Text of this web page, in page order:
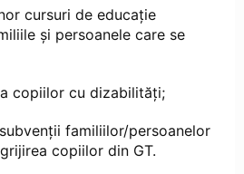
cursuri de educație
și persoanele care se
copiilor cu dizabilități;
familiilor/persoanelor
copiilor din GT.